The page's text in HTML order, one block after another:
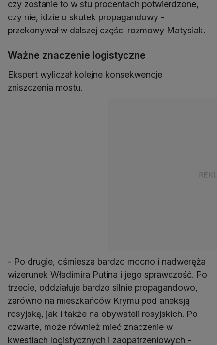
czy zostanie to w stu procentach potwierdzone,
czy nie, idzie o skutek propagandowy -
przekonywał w dalszej części rozmowy Matysiak.
Ważne znaczenie logistyczne
Ekspert wyliczał kolejne konsekwencje
zniszczenia mostu.
- Po drugie, ośmiesza bardzo mocno i nadweręża
wizerunek Władimira Putina i jego sprawczość. Po
trzecie, oddziałuje bardzo silnie propagandowo,
zarówno na mieszkańców Krymu pod aneksją
rosyjską, jak i także na obywateli rosyjskich. Po
czwarte, może również mieć znaczenie w
kwestiach logistycznych i zaopatrzeniowych -